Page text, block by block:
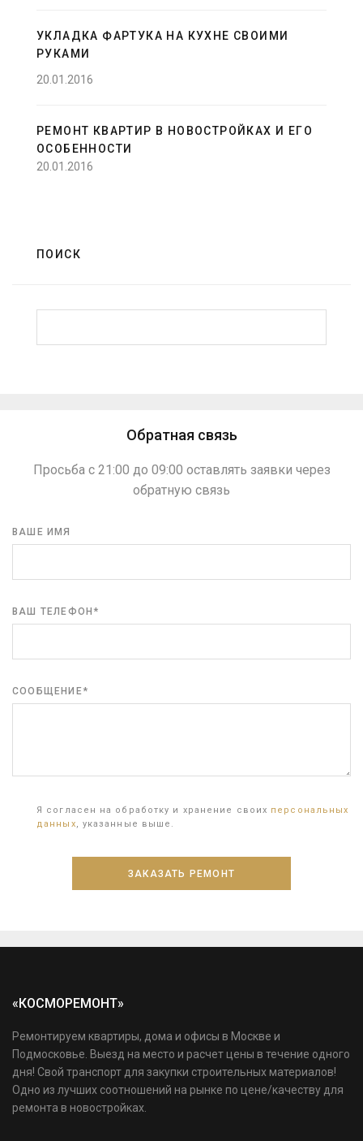
УКЛАДКА ФАРТУКА НА КУХНЕ СВОИМИ
РУКАМИ
20.01.2016
РЕМОНТ КВАРТИР В НОВОСТРОЙКАХ И ЕГО
ОСОБЕННОСТИ
20.01.2016
ПОИСК
Обратная связь
Просьба с 21:00 до 09:00 оставлять заявки через
обратную связь
ВАШЕ ИМЯ
ВАШ ТЕЛЕФОН*
СООБЩЕНИЕ*
Я согласен на обработку и хранение своих персональных
данных, указанные выше.
«КОСМОРЕМОНТ»
Ремонтируем квартиры, дома и офисы в Москве и
Подмосковье. Выезд на место и расчет цены в течение одного
дня! Свой транспорт для закупки строительных материалов!
Одно из лучших соотношений на рынке по цене/качеству для
ремонта в новостройках.